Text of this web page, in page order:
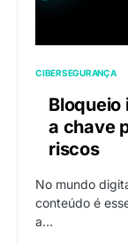
CIBERSEGURANÇA
Bloqueio
a chave
riscos
No mundo
conteúdo é
a…